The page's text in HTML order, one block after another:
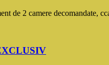
2 camere decomandate,